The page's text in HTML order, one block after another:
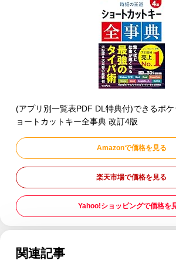
(アプリ別一覧表PDF DL特典付)できるポ
ョートカットキー全事典 改訂4版
Amazonで価格を見る
楽天市場で価格を見る
Yahoo!ショッピングで価格を
関連記事